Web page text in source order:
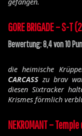
GORE BRIGADE – S-T
Bewertung: 8,4 von 10
die heimische
CARCASS zu brav
diesen Sixtracker
Krismes förmlich
NEKROMANT –